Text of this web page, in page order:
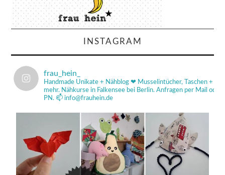
INSTAGRAM
frau_hein_
Handmade Unikate + Nähblog ❤ Musselintücher, Taschen +
mehr. Nähkurse in Falkensee bei Berlin. Anfragen per Mail od
PN. 📫 info@frauhein.de